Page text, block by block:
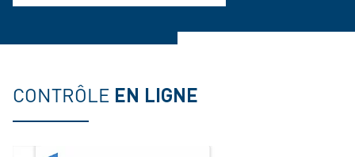
CONTRÔLE EN LIGNE